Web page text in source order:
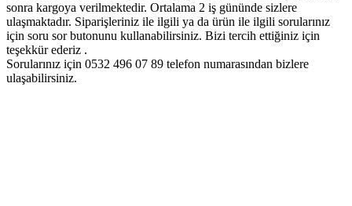
sonra kargoya verilmektedir. Ortalama 2 iş gününde sizlere
ulaşmaktadır. Siparişleriniz ile ilgili ya da ürün ile ilgili sorularınız
için soru sor butonunu kullanabilirsiniz. Bizi tercih ettiğiniz için
teşekkür ederiz .
Sorularınız için 0532 496 07 89 telefon numarasından bizlere
ulaşabilirsiniz.